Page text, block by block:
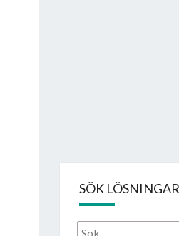
SÖK LÖSNINGAR
Sök